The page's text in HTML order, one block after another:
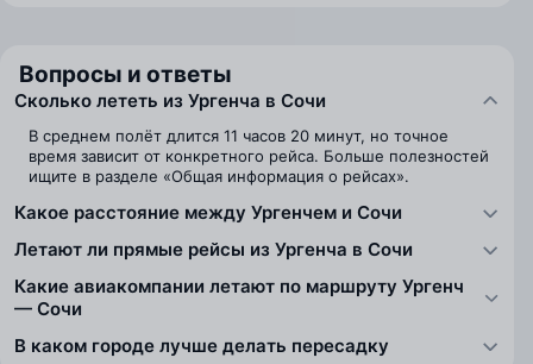
Вопросы и ответы
Сколько лететь из Ургенча в Сочи
В среднем полёт длится 11 часов 20 минут, но точное
время зависит от конкретного рейса. Больше полезностей
ищите в разделе «Общая информация о рейсах».
Какое расстояние между Ургенчем и Сочи
Летают ли прямые рейсы из Ургенча в Сочи
Какие авиакомпании летают по маршруту Ургенч
— Сочи
В каком городе лучше делать пересадку